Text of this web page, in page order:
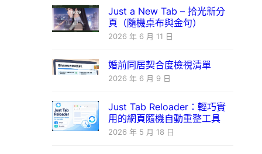
Just a New Tab – 拾光新分
頁（隨機桌布與金句）
2026 年 6 月 11 日
婚前同居契合度檢視清單
2026 年 6 月 9 日
Just Tab Reloader：輕巧實
用的網頁隨機自動重整工具
2026 年 5 月 18 日